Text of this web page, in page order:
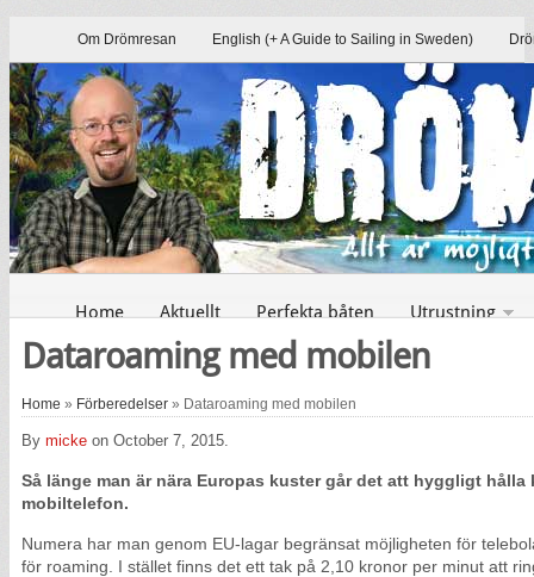
Om Drömresan English (+ A Guide to Sailing in Sweden)
Home Aktuellt Perfekta båten Utrustning
Dataroaming med mobilen
Home » Förberedelser » Dataroaming med mobilen
By micke on October 7, 2015.
Så länge man är nära Europas kuster går det att hyggligt
mobiltelefon.
Numera har man genom EU-lagar begränsat möjligheten för
för roaming. I stället finns det ett tak på 2,10 kronor per minut att